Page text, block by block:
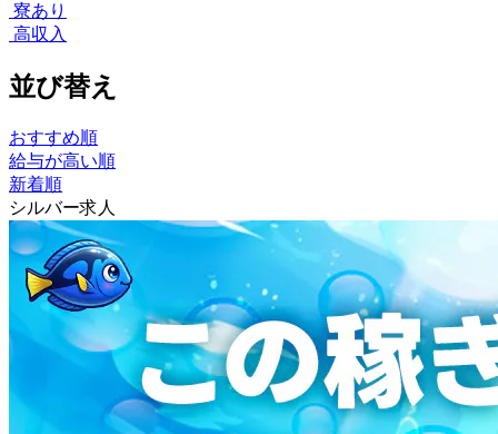
寮あり
高収入
並び替え
おすすめ順
給与が高い順
新着順
シルバー求人